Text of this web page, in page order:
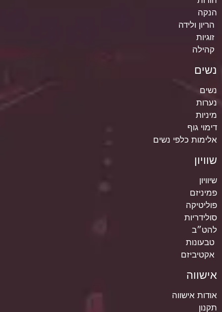
הנקה
הריון ולידה
זוגיות
קהילה
נשים
נשים
נערות
מיניות
דימוי גוף
אלימות כלפי נשים
שוויון
שיוויון
פמיניזם
פוליטיקה
סולידריות
להט״ב
טבעונות
אקטיביזם
אישווה
אודות אישווה
תקנון